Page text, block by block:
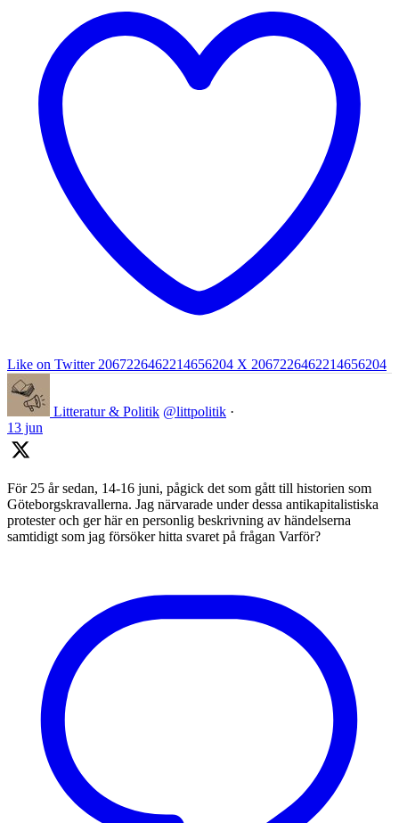
Like on Twitter 2067226462214656204 X 2067226462214656204
Litteratur & Politik @littpolitik ·
13 jun
För 25 år sedan, 14-16 juni, pågick det som gått till historien som
Göteborgskravallerna. Jag närvarade under dessa antikapitalistiska
protester och ger här en personlig beskrivning av händelserna
samtidigt som jag försöker hitta svaret på frågan Varför?